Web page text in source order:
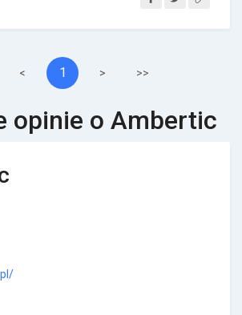
< 1 > >>
opinie o Ambertic